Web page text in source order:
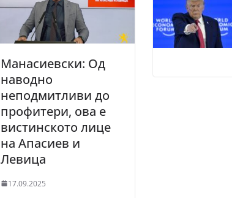
Манасиевски: Од
наводно
неподмитливи до
профитери, ова е
вистинското лице
на Апасиев и
Левица
17.09.2025